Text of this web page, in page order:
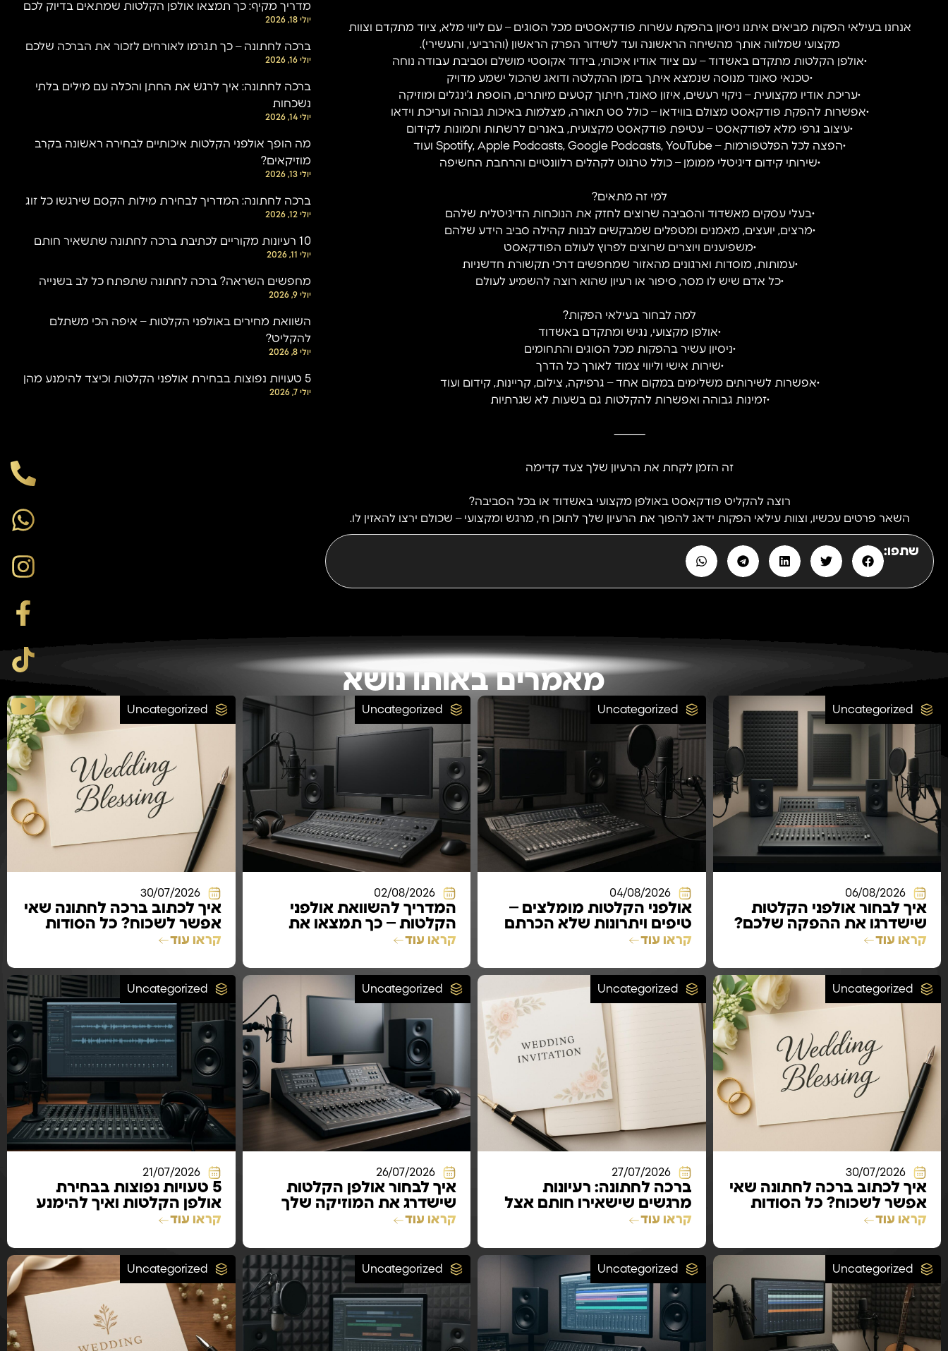
אנחנו בעילאי הפקות מביאים איתנו ניסיון בהפקת עשרות פודקאסטים מכל הסוגים – עם ליווי מלא, ציוד מתקדם וצוות
מקצועי שמלווה אותך מהשיחה הראשונה ועד לשידור הפרק הראשון (והרביעי, והעשירי).
•אולפן הקלטות מתקדם באשדוד – עם ציוד אודיו איכותי, בידוד אקוסטי מושלם וסביבת עבודה נוחה
•טכנאי סאונד מנוסה שנמצא איתך בזמן ההקלטה ודואג שהכול ישמע מדויק
•עריכת אודיו מקצועית – ניקוי רעשים, איזון סאונד, חיתוך קטעים מיותרים, הוספת ג’ינגלים ומוזיקה
•אפשרות להפקת פודקאסט מצולם בווידאו – כולל סט תאורה, מצלמות באיכות גבוהה ועריכת וידאו
•עיצוב גרפי מלא לפודקאסט – עטיפת פודקאסט מקצועית, באנרים לרשתות ותמונות לקידום
•הפצה לכל הפלטפורמות – Spotify, Apple Podcasts, Google Podcasts, YouTube ועוד
•שירותי קידום דיגיטלי ממומן – כולל טרגוט לקהלים רלוונטיים והרחבת החשיפה
למי זה מתאים?
•בעלי עסקים מאשדוד והסביבה שרוצים לחזק את הנוכחות הדיגיטלית שלהם
•מרצים, יועצים, מאמנים ומטפלים שמבקשים לבנות קהילה סביב הידע שלהם
•משפיענים ויוצרים שרוצים לפרוץ לעולם הפודקאסט
•עמותות, מוסדות וארגונים מהאזור שמחפשים דרכי תקשורת חדשניות
•כל אדם שיש לו מסר, סיפור או רעיון שהוא רוצה להשמיע לעולם
למה לבחור בעילאי הפקות?
•אולפן מקצועי, נגיש ומתקדם באשדוד
•ניסיון עשיר בהפקות מכל הסוגים והתחומים
•שירות אישי וליווי צמוד לאורך כל הדרך
•אפשרות לשירותים משלימים במקום אחד – גרפיקה, צילום, קריינות, קידום ועוד
•זמינות גבוהה ואפשרות להקלטות גם בשעות לא שגרתיות
⸻
זה הזמן לקחת את הרעיון שלך צעד קדימה
רוצה להקליט פודקאסט באולפן מקצועי באשדוד או בכל הסביבה?
השאר פרטים עכשיו, וצוות עילאי הפקות ידאג להפוך את הרעיון שלך לתוכן חי, מרגש ומקצועי – שכולם ירצו להאזין לו.
שתפו:
מדריך מקיף: כך תמצאו אולפן הקלטות שמתאים בדיוק לכם
יולי 18, 2026
ברכה לחתונה – כך תגרמו לאורחים לזכור את הברכה שלכם
יולי 16, 2026
ברכה לחתונה: איך לרגש את החתן והכלה עם מילים בלתי
נשכחות
יולי 14, 2026
מה הופך אולפני הקלטות איכותיים לבחירה ראשונה בקרב
מוזיקאים?
יולי 13, 2026
ברכה לחתונה: המדריך לבחירת מילות הקסם שירגשו כל זוג
יולי 12, 2026
10 רעיונות מקוריים לכתיבת ברכה לחתונה שתשאיר חותם
יולי 11, 2026
מחפשים השראה? ברכה לחתונה שתפתח כל לב בשנייה
יולי 9, 2026
השוואת מחירים באולפני הקלטות – איפה הכי משתלם
להקליט?
יולי 8, 2026
5 טעויות נפוצות בבחירת אולפני הקלטות וכיצד להימנע מהן
יולי 7, 2026
מאמרים באותו נושא
Uncategorized
06/08/2026
איך לבחור אולפני הקלטות
שישדרגו את ההפקה שלכם?
קראו עוד
Uncategorized
04/08/2026
אולפני הקלטות מומלצים –
טיפים ויתרונות שלא הכרתם
קראו עוד
Uncategorized
02/08/2026
המדריך להשוואת אולפני
הקלטות – כך תמצאו את
המתאים ביותר
קראו עוד
Uncategorized
30/07/2026
איך לכתוב ברכה לחתונה שאי
אפשר לשכוח? כל הסודות
שתגלו כאן
קראו עוד
Uncategorized
30/07/2026
איך לכתוב ברכה לחתונה שאי
אפשר לשכוח? כל הסודות
שתגלו כאן
קראו עוד
Uncategorized
27/07/2026
ברכה לחתונה: רעיונות
מרגשים שישאירו חותם אצל
הזוג המאושר
קראו עוד
Uncategorized
26/07/2026
איך לבחור אולפן הקלטות
שישדרג את המוזיקה שלך
בעשרה שלבים
קראו עוד
Uncategorized
21/07/2026
5 טעויות נפוצות בבחירת
אולפן הקלטות ואיך להימנע
מהן
קראו עוד
Uncategorized
Uncategorized
Uncategorized
Uncategorized